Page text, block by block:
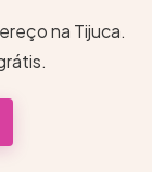
na Tijuca.